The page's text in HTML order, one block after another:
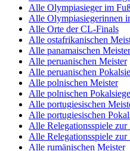
Alle Olympiasieger im
Alle Olympiasiegerinnen
Alle Orte der CL-Finals
Alle ostafrikanischen
Alle panamaischen Meister
Alle peruanischen Meister
Alle peruanischen
Alle polnischen Meister
Alle polnischen
Alle portugiesischen
Alle portugiesischen
Alle Relegationsspiele zur
Alle Relegationsspiele zur
Alle rumänischen Meister